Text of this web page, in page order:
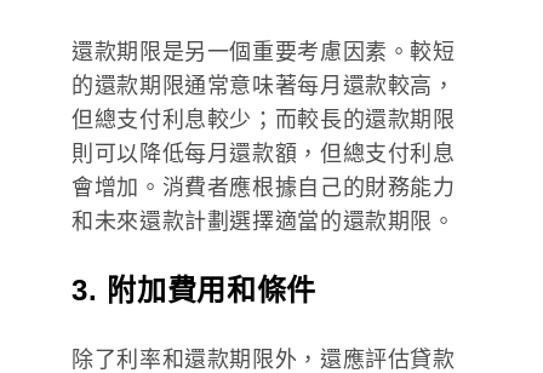
還款期限是另一個重要考慮因素。較短
的還款期限通常意味著每月還款較高，
但總支付利息較少；而較長的還款期限
則可以降低每月還款額，但總支付利息
會增加。消費者應根據自己的財務能力
和未來還款計劃選擇適當的還款期限。
3. 附加費用和條件
除了利率和還款期限外，還應評估貸款